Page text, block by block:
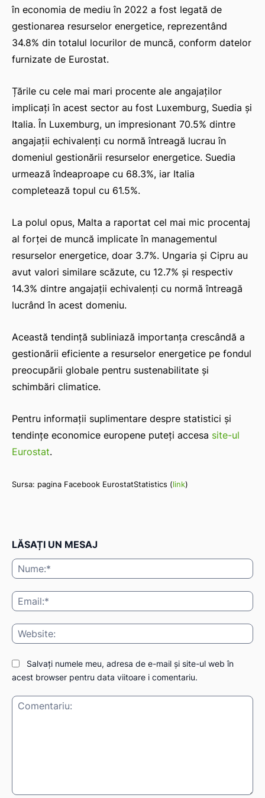
în economia de mediu în 2022 a fost legată de
gestionarea resurselor energetice, reprezentând
34.8% din totalul locurilor de muncă, conform datelor
furnizate de Eurostat.
Țările cu cele mai mari procente ale angajaților
implicați în acest sector au fost Luxemburg, Suedia și
Italia. În Luxemburg, un impresionant 70.5% dintre
angajații echivalenți cu normă întreagă lucrau în
domeniul gestionării resurselor energetice. Suedia
urmează îndeaproape cu 68.3%, iar Italia
completează topul cu 61.5%.
La polul opus, Malta a raportat cel mai mic procentaj
al forței de muncă implicate în managementul
resurselor energetice, doar 3.7%. Ungaria și Cipru au
avut valori similare scăzute, cu 12.7% și respectiv
14.3% dintre angajații echivalenți cu normă întreagă
lucrând în acest domeniu.
Această tendință subliniază importanța crescândă a
gestionării eficiente a resurselor energetice pe fondul
preocupării globale pentru sustenabilitate și
schimbări climatice.
Pentru informații suplimentare despre statistici și
tendințe economice europene puteți accesa site-ul
Eurostat.
Sursa: pagina Facebook EurostatStatistics (link)
LĂSAȚI UN MESAJ
Salvați numele meu, adresa de e-mail și site-ul web în
acest browser pentru data viitoare i comentariu.